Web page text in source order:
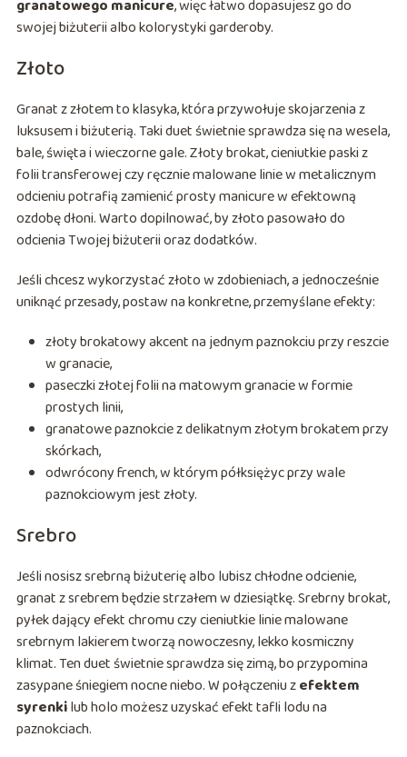
granatowego manicure, więc łatwo dopasujesz go do
swojej biżuterii albo kolorystyki garderoby.
Złoto
Granat z złotem to klasyka, która przywołuje skojarzenia z
luksusem i biżuterią. Taki duet świetnie sprawdza się na wesela,
bale, święta i wieczorne gale. Złoty brokat, cieniutkie paski z
folii transferowej czy ręcznie malowane linie w metalicznym
odcieniu potrafią zamienić prosty manicure w efektowną
ozdobę dłoni. Warto dopilnować, by złoto pasowało do
odcienia Twojej biżuterii oraz dodatków.
Jeśli chcesz wykorzystać złoto w zdobieniach, a jednocześnie
uniknąć przesady, postaw na konkretne, przemyślane efekty:
złoty brokatowy akcent na jednym paznokciu przy reszcie
w granacie,
paseczki złotej folii na matowym granacie w formie
prostych linii,
granatowe paznokcie z delikatnym złotym brokatem przy
skórkach,
odwrócony french, w którym półksiężyc przy wale
paznokciowym jest złoty.
Srebro
Jeśli nosisz srebrną biżuterię albo lubisz chłodne odcienie,
granat z srebrem będzie strzałem w dziesiątkę. Srebrny brokat,
pyłek dający efekt chromu czy cieniutkie linie malowane
srebrnym lakierem tworzą nowoczesny, lekko kosmiczny
klimat. Ten duet świetnie sprawdza się zimą, bo przypomina
zasypane śniegiem nocne niebo. W połączeniu zefektem
syrenkilub holo możesz uzyskać efekt tafli lodu na
paznokciach.